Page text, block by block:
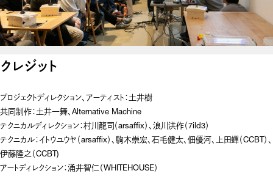
クレジット
プロジェクトディレクション、アーティスト：土井樹
共同制作：土井一舞、Alternative Machine
テクニカルディレクション：村川龍司（arsaffix）、浪川洪作（7ild3）
テクニカル：イトウユウヤ（arsaffix）、駒木崇宏、石毛健太、佃優河、上田蟬（CCBT）、
伊藤隆之（CCBT)
アートディレクション：涌井智仁（WHITEHOUSE）